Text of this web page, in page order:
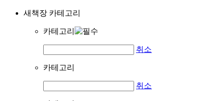
새책장 카테고리
카테고리
취소
카테고리
취소